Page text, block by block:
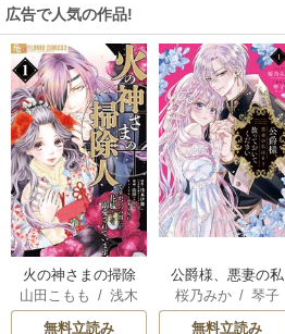
広告で人気の作品!
火の神さまの掃除
人ですが、いつの
間にか花嫁として
山田こもも /浅木
伊都/SNC
無料立読み
公爵様、悪妻の私
はもう放っておい
てください
桜乃みか/ 琴子
無料立読み